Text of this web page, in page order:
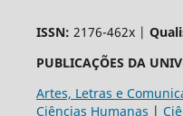
ISSN: 2176-462x |
PUBLICAÇÕES DA
Artes, Letras e
Ciências Humanas |